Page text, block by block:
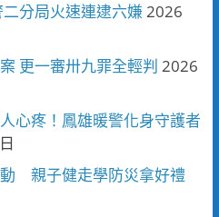
分局火速連逮六嫌2026
更一審卅九罪全輕判 2026
心疼！鳳雄暖警化身守護者
親子健走學防災拿好禮